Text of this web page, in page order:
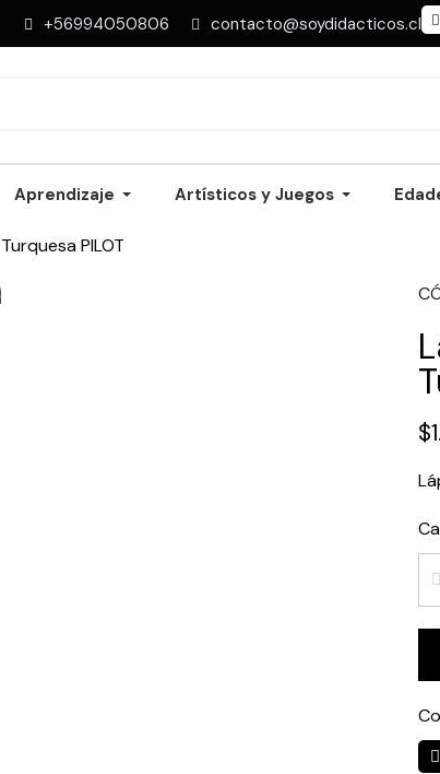
+56994050806 contacto@soydidacticos.cl
Aprendizaje Artísticos y Juegos
PILOT